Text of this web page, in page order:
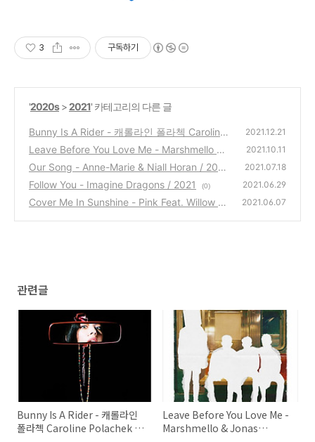
3 구독하기
'2020s>2021' 카테고리의 다른 글
Bunny Is A Rider - 캐롤라인 폴라첵 Caroline
Polachek / 2021
(0)
2021.12.21
Leave Before You Love Me - Marshmello &
Jonas Brothers / 2021
(0)
2021.10.11
Our Song - Anne-Marie & Niall Horan / 2021
(0)
2021.07.18
Follow You - Imagine Dragons / 2021 (0) 2021.06.29
Cover Me In Sunshine - Pink Feat. Willow Sa
2021.06.07
관련글
Bunny Is A Rider - 캐롤라인
폴라첵 Caroline Polachek /
Leave Before You Love Me -
Marshmello & Jonas